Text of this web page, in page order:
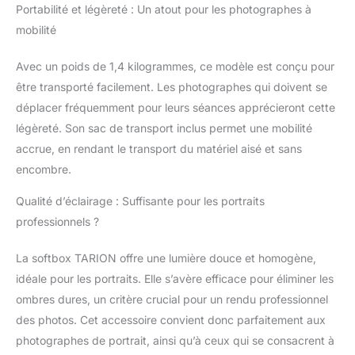
besoins. Lumière
diffusion et la grille nid
d’abeille associées à un
intérieur argenté offrent
une lumière homogène.
Ce système permet
d’adoucir précisément
d’image globale.
82×21,5×5 cm, ce
softbox est léger et
compact. Le sac de
transport inclus facilite
les déplacements entre
les scènes de shooting
Portabilité et légèreté : Un atout pour les photographes à
mobilité
Avec un poids de 1,4 kilogrammes, ce modèle est conçu pour
être transporté facilement. Les photographes qui doivent se
déplacer fréquemment pour leurs séances apprécieront cette
légèreté. Son sac de transport inclus permet une mobilité
accrue, en rendant le transport du matériel aisé et sans
encombre.
Qualité d’éclairage : Suffisante pour les portraits
professionnels ?
La softbox TARION offre une lumière douce et homogène,
idéale pour les portraits. Elle s’avère efficace pour éliminer les
ombres dures, un critère crucial pour un rendu professionnel
des photos. Cet accessoire convient donc parfaitement aux
photographes de portrait, ainsi qu’à ceux qui se consacrent à